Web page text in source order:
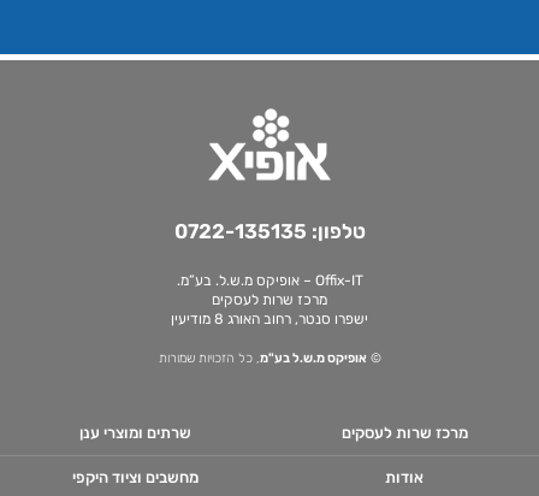
טלפון: 0722-135135
Offix-IT – אופיקס מ.ש.ל. בע”מ.
מרכז שרות לעסקים
ישפרו סנטר, רחוב האורג 8 מודיעין
© אופיקס מ.ש.ל בע"מ, כל הזכויות שמורות
מרכז שרות לעסקים
אודות
שרתים ומוצרי ענן
מחשבים וציוד היקפי